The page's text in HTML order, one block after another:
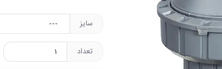
سایز
تعداد